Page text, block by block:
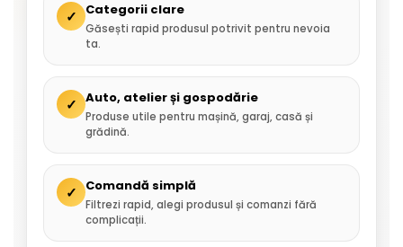
✓ Categorii clare
Găsești rapid produsul potrivit pentru nevoia
ta.
✓ Auto, atelier și gospodărie
Produse utile pentru mașină, garaj, casă și
grădină.
✓ Comandă simplă
Filtrezi rapid, alegi produsul și comanzi fără
complicații.